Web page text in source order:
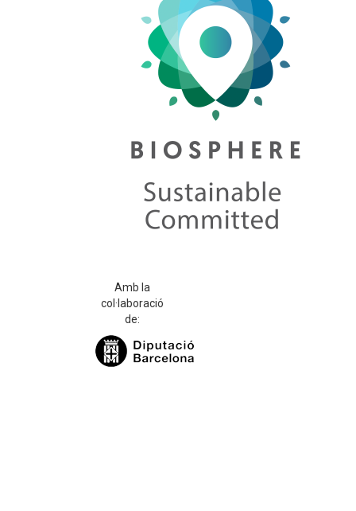
Amb la
col·laboració
de: